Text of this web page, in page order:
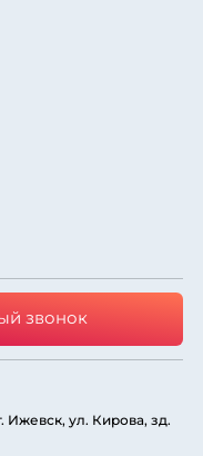
звонок
Ижевск, ул. Кирова, зд.